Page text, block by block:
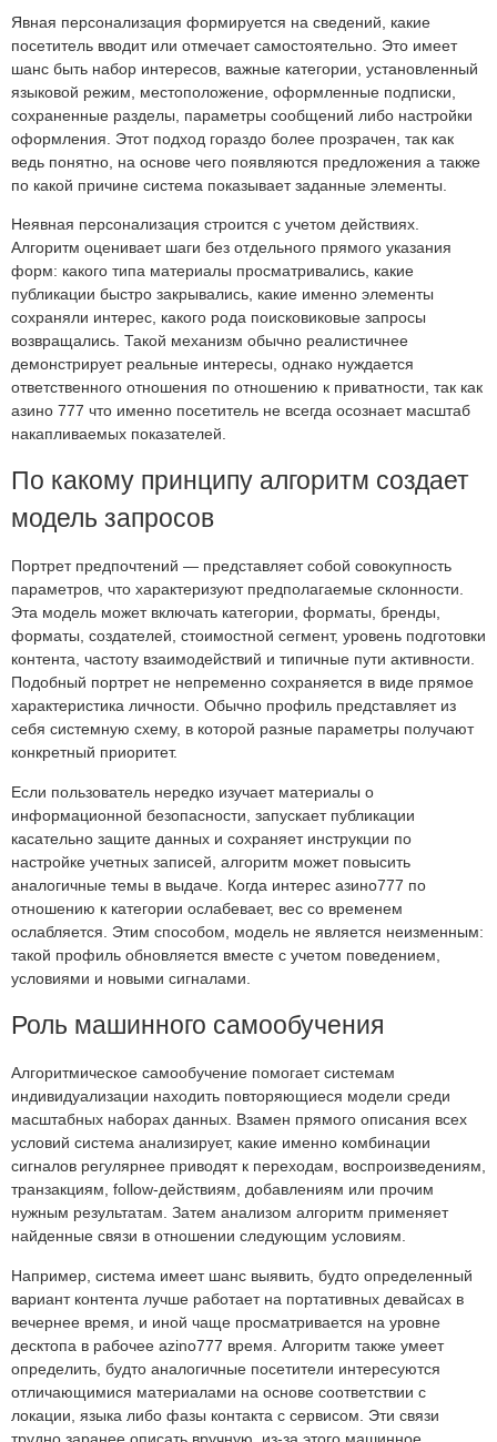
Явная персонализация формируется на сведений, какие
посетитель вводит или отмечает самостоятельно. Это имеет
шанс быть набор интересов, важные категории, установленный
языковой режим, местоположение, оформленные подписки,
сохраненные разделы, параметры сообщений либо настройки
оформления. Этот подход гораздо более прозрачен, так как
ведь понятно, на основе чего появляются предложения а также
по какой причине система показывает заданные элементы.
Неявная персонализация строится с учетом действиях.
Алгоритм оценивает шаги без отдельного прямого указания
форм: какого типа материалы просматривались, какие
публикации быстро закрывались, какие именно элементы
сохраняли интерес, какого рода поисковиковые запросы
возвращались. Такой механизм обычно реалистичнее
демонстрирует реальные интересы, однако нуждается
ответственного отношения по отношению к приватности, так как
азино 777 что именно посетитель не всегда осознает масштаб
накапливаемых показателей.
По какому принципу алгоритм создает
модель запросов
Портрет предпочтений — представляет собой совокупность
параметров, что характеризуют предполагаемые склонности.
Эта модель может включать категории, форматы, бренды,
форматы, создателей, стоимостной сегмент, уровень подготовки
контента, частоту взаимодействий и типичные пути активности.
Подобный портрет не непременно сохраняется в виде прямое
характеристика личности. Обычно профиль представляет из
себя системную схему, в которой разные параметры получают
конкретный приоритет.
Если пользователь нередко изучает материалы о
информационной безопасности, запускает публикации
касательно защите данных и сохраняет инструкции по
настройке учетных записей, алгоритм может повысить
аналогичные темы в выдаче. Когда интерес азино777 по
отношению к категории ослабевает, вес со временем
ослабляется. Этим способом, модель не является неизменным:
такой профиль обновляется вместе с учетом поведением,
условиями и новыми сигналами.
Роль машинного самообучения
Алгоритмическое самообучение помогает системам
индивидуализации находить повторяющиеся модели среди
масштабных наборах данных. Взамен прямого описания всех
условий система анализирует, какие именно комбинации
сигналов регулярнее приводят к переходам, воспроизведениям,
транзакциям, follow-действиям, добавлениям или прочим
нужным результатам. Затем анализом алгоритм применяет
найденные связи в отношении следующим условиям.
Например, система имеет шанс выявить, будто определенный
вариант контента лучше работает на портативных девайсах в
вечернее время, и иной чаще просматривается на уровне
десктопа в рабочее azino777 время. Алгоритм также умеет
определить, будто аналогичные посетители интересуются
отличающимися материалами на основе соответствии с
локации, языка либо фазы контакта с сервисом. Эти связи
трудно заранее описать вручную, из-за этого машинное